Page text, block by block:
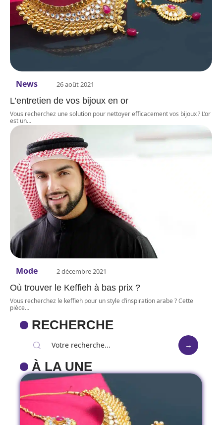
News 26 août 2021
L’entretien de vos bijoux en or
Vous recherchez une solution pour nettoyer efficacement vos bijoux ? L’or
est un…
Mode 2 décembre 2021
Où trouver le Keffieh à bas prix ?
Vous recherchez le keffieh pour un style d’inspiration arabe ? Cette
pièce…
RECHERCHE
À LA UNE